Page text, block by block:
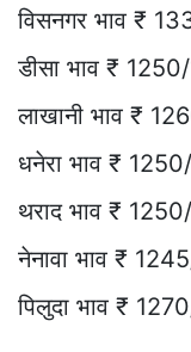
विसनगर भाव ₹
डीसा भाव ₹
लाखानी भाव ₹
धनेरा भाव ₹
थराद भाव ₹
नेनावा भाव ₹
पिलुदा भाव ₹